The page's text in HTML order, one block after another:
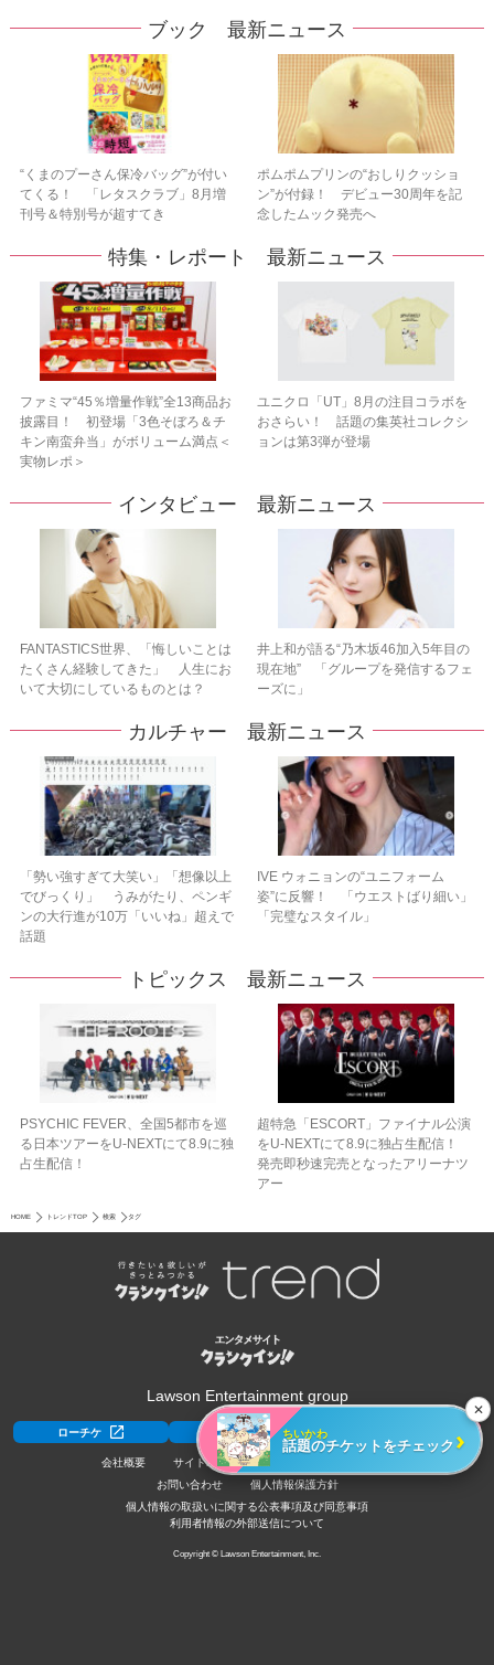
✕
ちいかわ
話題のチケットをチェック ›
ブック 最新ニュース
“くまのプーさん保冷バッグ”が付い
てくる！ 「レタスクラブ」8月増
刊号＆特別号が超すてき
ポムポムプリンの“おしりクッショ
ン”が付録！ デビュー30周年を記
念したムック発売へ
特集・レポート 最新ニュース
ファミマ“45％増量作戦”全13商品お
披露目！ 初登場「3色そぼろ＆チ
キン南蛮弁当」がボリューム満点＜
実物レポ＞
ユニクロ「UT」8月の注目コラボを
おさらい！ 話題の集英社コレクシ
ョンは第3弾が登場
インタビュー 最新ニュース
FANTASTICS世界、「悔しいことは
たくさん経験してきた」 人生にお
いて大切にしているものとは？
井上和が語る“乃木坂46加入5年目の
現在地” 「グループを発信するフェ
ーズに」
カルチャー 最新ニュース
「勢い強すぎて大笑い」「想像以上
でびっくり」 うみがたり、ペンギ
ンの大行進が10万「いいね」超えで
話題
IVE ウォニョンの“ユニフォーム
姿”に反響！ 「ウエストばり細い」
「完璧なスタイル」
トピックス 最新ニュース
PSYCHIC FEVER、全国5都市を巡
る日本ツアーをU‐NEXTにて8.9に独
占生配信！
超特急「ESCORT」ファイナル公演
をU-NEXTにて8.9に独占生配信！
発売即秒速完売となったアリーナツ
アー
HOME トレンドTOP 検索 タグ
Lawson Entertainment group
ローチケ ローチケ[旅行]
会社概要 サイトポリシー
お問い合わせ
個人情報保護方針
個人情報の取扱いに関する公表事項及び同意事項
利用者情報の外部送信について
Copyright © Lawson Entertainment, Inc.